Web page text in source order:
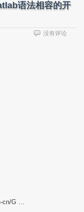
语法相容的开
没有评论
cn/G …